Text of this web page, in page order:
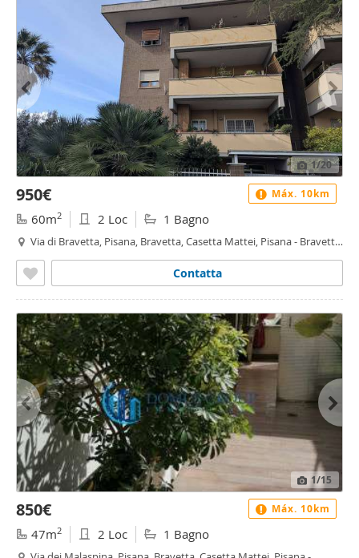
1/20
950€
60m2 2 Loc 1 Bagno
Via di Bravetta, Pisana, Bravetta, Casetta Mattei, Pisana - Bravetta,
Contatta
Máx. 10km
1/15
850€
47m2 2 Loc 1 Bagno
Máx. 10km